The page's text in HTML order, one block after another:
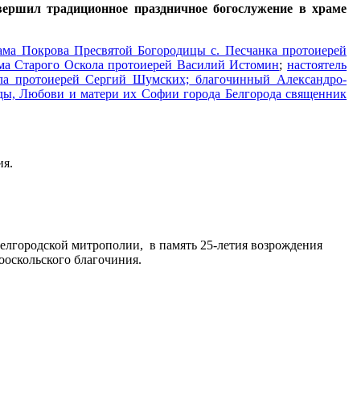
традиционное праздничное богослужение в храме
Покрова Пресвятой Богородицы с. Песчанка протоиерей
Старого Оскола протоиерей Василий Истомин;настоятель
протоиерей Сергий Шумских; благочинный Александро-
Любови и матери их Софии города Белгорода священник
митрополии, в память 25-летия возрождения
благочиния.